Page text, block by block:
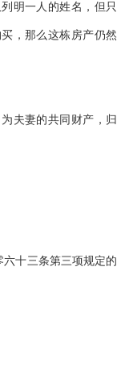
明一人的姓名，但只
，那么这栋房产仍然
夫妻的共同财产，归
十三条第三项规定的